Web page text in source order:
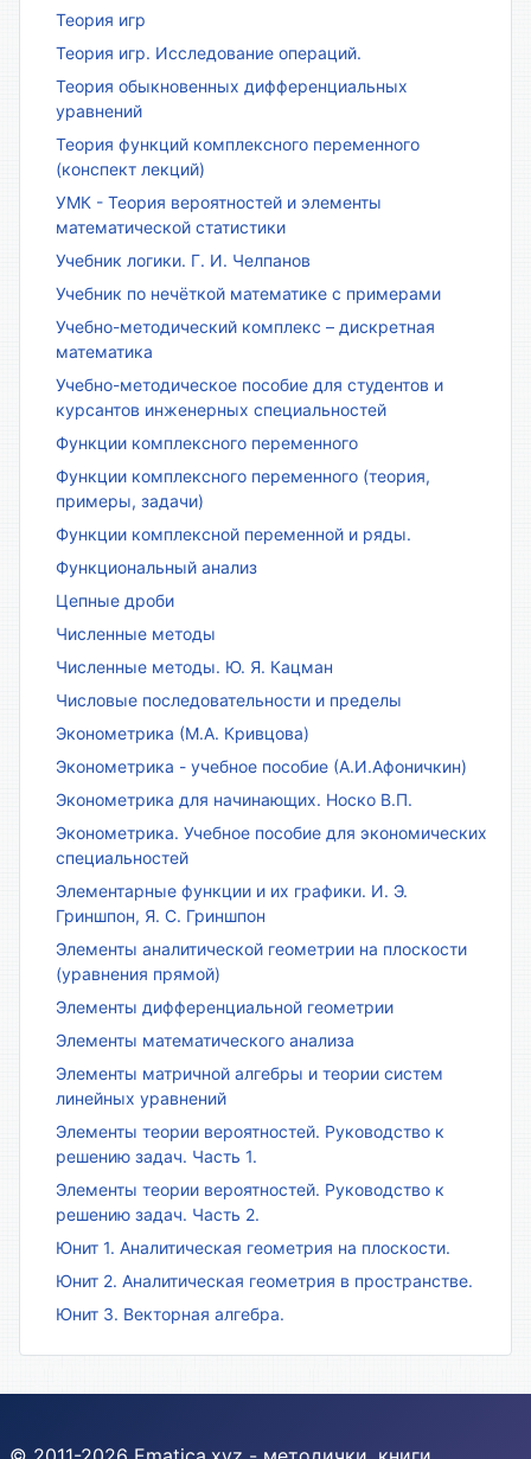
Теория игр
Теория игр. Исследование операций.
Теория обыкновенных дифференциальных
уравнений
Теория функций комплексного переменного
(конспект лекций)
УМК - Теория вероятностей и элементы
математической статистики
Учебник логики. Г. И. Челпанов
Учебник по нечёткой математике с примерами
Учебно-методический комплекс – дискретная
математика
Учебно-методическое пособие для студентов и
курсантов инженерных специальностей
Функции комплексного переменного
Функции комплексного переменного (теория,
примеры, задачи)
Функции комплексной переменной и ряды.
Функциональный анализ
Цепные дроби
Численные методы
Численные методы. Ю. Я. Кацман
Числовые последовательности и пределы
Эконометрика (М.А. Кривцова)
Эконометрика - учебное пособие (А.И.Афоничкин)
Эконометрика для начинающих. Носко В.П.
Эконометрика. Учебное пособие для экономических
специальностей
Элементарные функции и их графики. И. Э.
Гриншпон, Я. С. Гриншпон
Элементы аналитической геометрии на плоскости
(уравнения прямой)
Элементы дифференциальной геометрии
Элементы математического анализа
Элементы матричной алгебры и теории систем
линейных уравнений
Элементы теории вероятностей. Руководство к
решению задач. Часть 1.
Элементы теории вероятностей. Руководство к
решению задач. Часть 2.
Юнит 1. Аналитическая геометрия на плоскости.
Юнит 2. Аналитическая геометрия в пространстве.
Юнит 3. Векторная алгебра.